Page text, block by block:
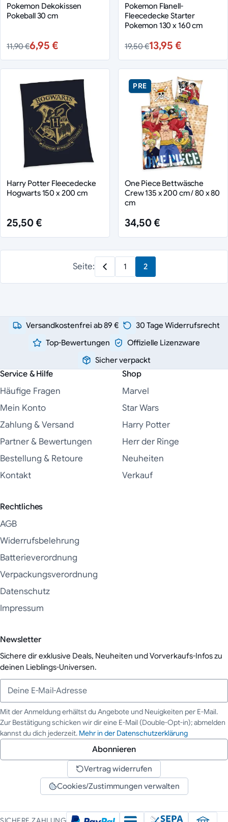
Pokemon Dekokissen
Pokeball 30 cm
11,90 €6,95 €
Pokemon Flanell-
Fleecedecke Starter
Pokemon 130 x 160 cm
19,50 €13,95 €
Harry Potter Fleecedecke
Hogwarts 150 x 200 cm
25,50 €
PRE
One Piece Bettwäsche
Crew 135 x 200 cm / 80 x 80
cm
34,50 €
Seite: 1 2
Versandkostenfrei ab 89 €
30 Tage Widerrufsrecht
Top-Bewertungen
Offizielle Lizenzware
Sicher verpackt
Service & Hilfe
Häufige Fragen
Mein Konto
Zahlung & Versand
Partner & Bewertungen
Bestellung & Retoure
Kontakt
Shop
Marvel
Star Wars
Harry Potter
Herr der Ringe
Neuheiten
Verkauf
Rechtliches
AGB
Widerrufsbelehrung
Batterieverordnung
Verpackungsverordnung
Datenschutz
Impressum
Newsletter
Sichere dir exklusive Deals, Neuheiten und Vorverkaufs-Infos zu
deinen Lieblings-Universen.
Deine E-Mail-Adresse
Mit der Anmeldung erhältst du Angebote und Neuigkeiten per E-Mail.
Zur Bestätigung schicken wir dir eine E-Mail (Double-Opt-in); abmelden
kannst du dich jederzeit. Mehr in der Datenschutzerklärung
Abonnieren
Vertrag widerrufen
Cookies/Zustimmungen verwalten